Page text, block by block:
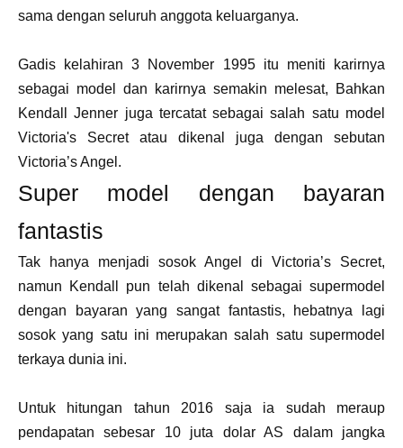
sama dengan seluruh anggota keluarganya.
Gadis kelahiran 3 November 1995 itu meniti karirnya
sebagai model dan karirnya semakin melesat, Bahkan
Kendall Jenner juga tercatat sebagai salah satu model
Victoria's Secret atau dikenal juga dengan sebutan
Victoria’s Angel.
Super model dengan bayaran
fantastis
Tak hanya menjadi sosok Angel di Victoria’s Secret,
namun Kendall pun telah dikenal sebagai supermodel
dengan bayaran yang sangat fantastis, hebatnya lagi
sosok yang satu ini merupakan salah satu supermodel
terkaya dunia ini.
Untuk hitungan tahun 2016 saja ia sudah meraup
pendapatan sebesar 10 juta dolar AS dalam jangka